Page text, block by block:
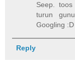
Seep.
turun
Googling :D
Reply